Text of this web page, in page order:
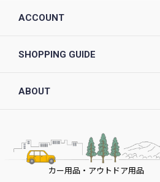
ACCOUNT
SHOPPING GUIDE
ABOUT
カー用品・アウトドア用品